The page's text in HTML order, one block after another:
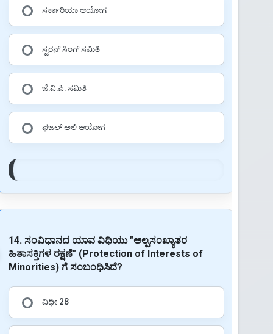
ಸರ್ಕಾರಿಯಾ ಆಯೋಗ
ಸ್ವರನ್ ಸಿಂಗ್ ಸಮಿತಿ
ಜೆ.ವಿ.ಪಿ. ಸಮಿತಿ
ಫಜಲ್ ಅಲಿ ಆಯೋಗ
14. ಸಂವಿಧಾನದ ಯಾವ ವಿಧಿಯು "ಅಲ್ಪಸಂಖ್ಯಾತರ
ಹಿತಾಸಕ್ತಿಗಳ ರಕ್ಷಣೆ" (Protection of Interests of
Minorities) ಗೆ ಸಂಬಂಧಿಸಿದೆ?
ವಿಧೀ 28